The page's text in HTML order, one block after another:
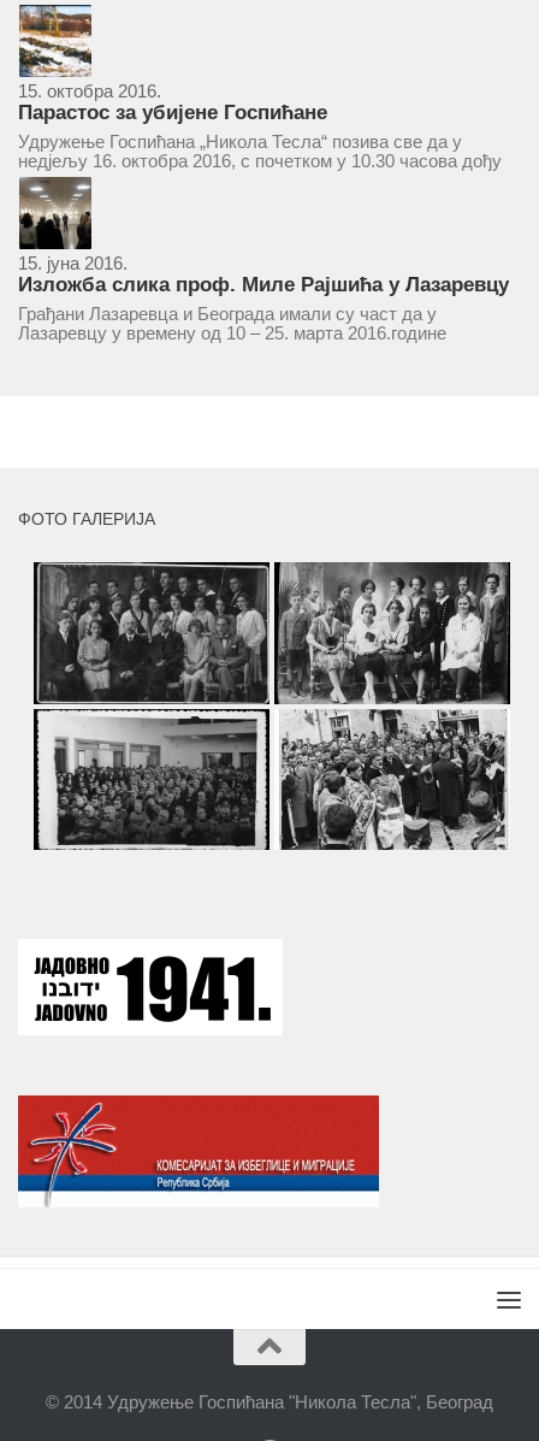
„Милан Маљковић Маљак“. Као и прошле године,
учествоваће екипе Госпића, Личког Осика, Плашког, као и
комбинована екипа кошаркаша из...
15. октобра 2016.
Парастос за убијене Госпићане
Удружење Госпићана „Никола Тесла“ позива све да у
недјељу 16. октобра 2016, с почетком у 10.30 часова дођу
у цркву Светог оца Николаја у Борчи (Улица Вука Караџића
1), гдје ће бити служен парастос за...
15. јуна 2016.
Изложба слика проф. Миле Рајшића у Лазаревцу
Грађани Лазаревца и Београда имали су част да у
Лазаревцу у времену од 10 – 25. марта 2016.године
ФОТО ГАЛЕРИЈА
© 2014 Удружење Госпићана "Никола Тесла", Београд